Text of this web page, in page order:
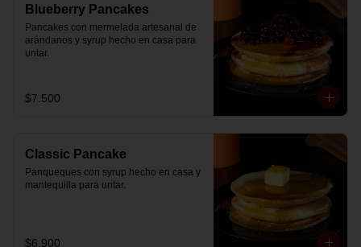
Blueberry Pancakes
Pancakes con mermelada artesanal de
arándanos y syrup hecho en casa para
untar.
$7.500
Classic Pancake
Panqueques con syrup hecho en casa y
mantequilla para untar.
$6.900